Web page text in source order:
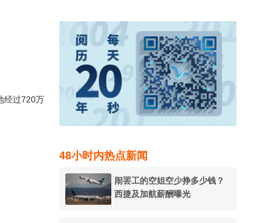
经过720万
48小时内热点新闻
闹罢工的空姐空少挣多少钱？
西捷及加航薪酬曝光